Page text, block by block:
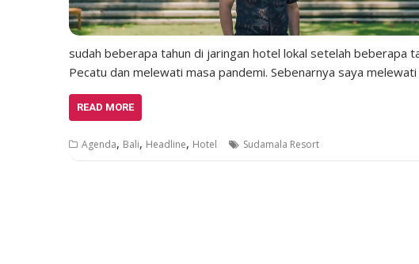
sudah beberapa tahun di jaringan hotel lokal setelah beberapa
Pecatu dan melewati masa pandemi. Sebenarnya saya
READ MORE
Agenda, Bali, Headline, Hotel Sudamala Resort